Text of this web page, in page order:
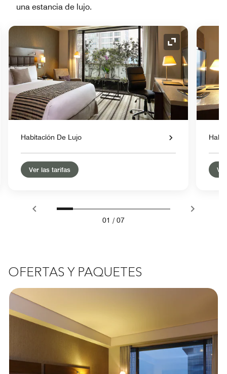
una estancia de lujo.
de expansión Icono de
Habitación De Lujo
Ver las tarifas
01 / 07
OFERTAS Y PAQUETES